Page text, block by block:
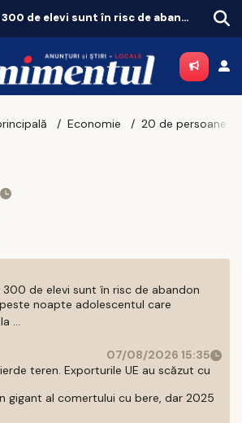
Iașul fierbe în weekend. Vezi unde merită să ieși pe 8 și 9 august
Economie
300 de elevi sunt în risc de abandon
noapte adolescentul care
...
07/08/2026 15:35
teren. Exporturile UE au scăzut cu
gigant al comertului cu bere, dar 2025